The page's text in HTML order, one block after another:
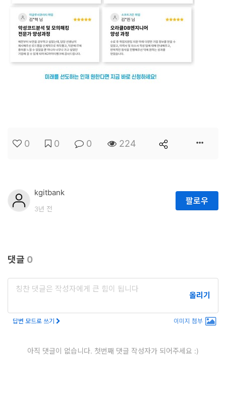
0 0 0 224
kgitbank
3년 전
팔로우
댓글 0
올리기
답변 모드로 쓰기 이미지 첨부
아직 댓글이 없습니다. 첫번째 댓글 작성자가 되어주세요 :)